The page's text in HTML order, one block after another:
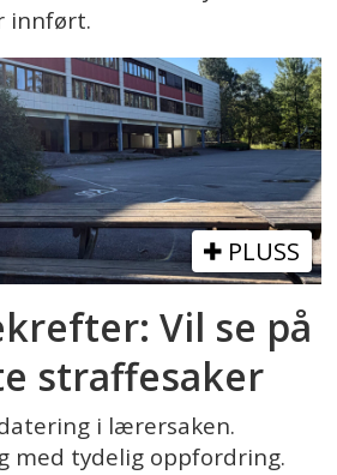
innført.
PLUSS
Vil se på
straffesaker
i lærersaken.
med tydelig oppfordring.